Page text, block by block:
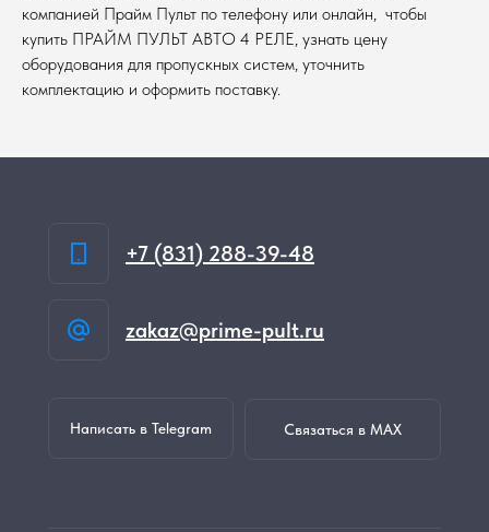
компанией Прайм Пульт по телефону или онлайн, чтобы
купить ПРАЙМ ПУЛЬТ АВТО 4 РЕЛЕ, узнать цену
оборудования для пропускных систем, уточнить
комплектацию и оформить поставку.
+7 (831) 288-39-48
zakaz@prime-pult.ru
Написать в Telegram Связаться в MAX